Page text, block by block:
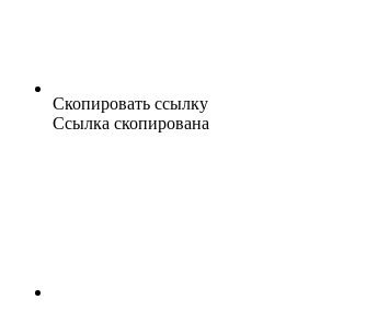
Скопировать ссылку
Ссылка скопирована